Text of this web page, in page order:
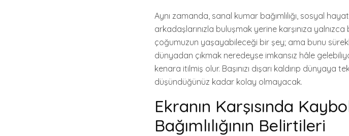
Aynı zamanda, sanal kumar bağımlılığı, sosyal
arkadaşlarınızla buluşmak yerine karşınıza
çoğumuzun yaşayabileceği bir şey; ama bunu
dünyadan çıkmak neredeyse imkansız hâle
kenara itilmiş olur. Başınızı dışarı kaldırıp
düşündüğünüz kadar kolay olmayacak.
Ekranın Karşısında
Bağımlılığının Belirtileri